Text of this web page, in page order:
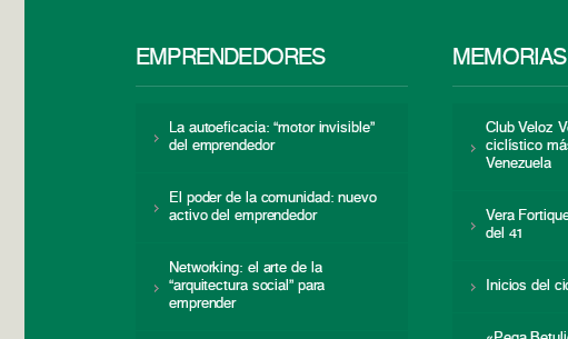
EMPRENDEDORES
La autoeficacia: “motor invisible”
del emprendedor
El poder de la comunidad: nuevo
activo del emprendedor
Networking: el arte de la
“arquitectura social” para
emprender
Club Veloz
ciclístico
Venezuela
Vera
del 41
Inicios del